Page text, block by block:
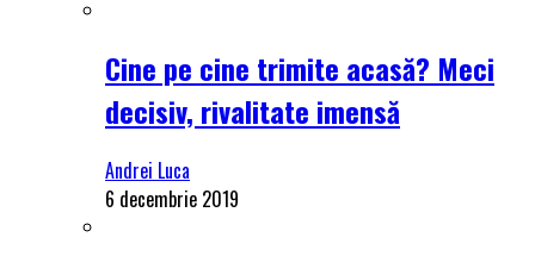
Cine pe cine trimite acasă? Meci
decisiv, rivalitate imensă
Andrei Luca
6 decembrie 2019